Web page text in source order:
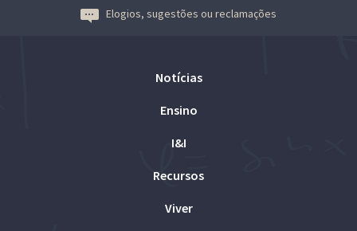
Elogios, sugestões ou reclamações
Notícias
Ensino
I&I
Recursos
Viver